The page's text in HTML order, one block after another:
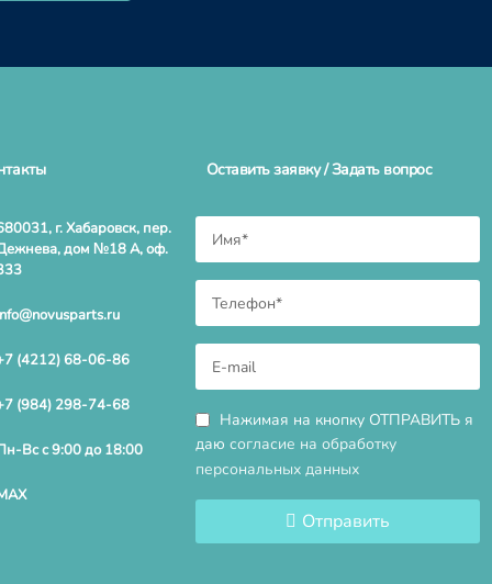
г. Хабаровск, пер.
дом №18 А, оф.
(4212) 68-06-86
(984) 298-74-68
Вс с 9:00 до 18:00
Оставить заявку / Задать вопрос
Нажимая на кнопку ОТПРАВИТЬ я
даю согласие на обработку
персональных данных
Отправить